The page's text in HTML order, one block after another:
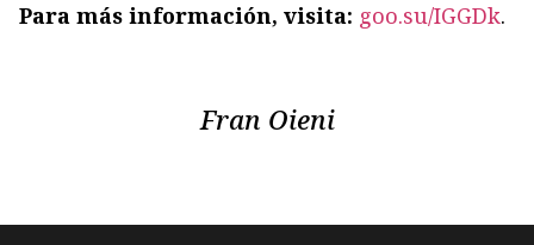
Para más información, visita: goo.su/IGGDk.
Fran Oieni